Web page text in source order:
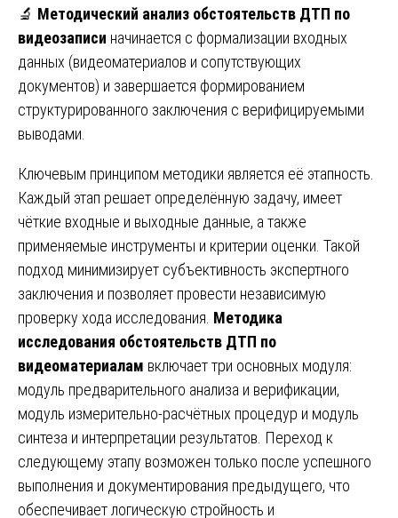
🔬 Методический анализ обстоятельств ДТП по
видеозаписи начинается с формализации входных
данных (видеоматериалов и сопутствующих
документов) и завершается формированием
структурированного заключения с верифицируемыми
выводами.
Ключевым принципом методики является её этапность.
Каждый этап решает определённую задачу, имеет
чёткие входные и выходные данные, а также
применяемые инструменты и критерии оценки. Такой
подход минимизирует субъективность экспертного
заключения и позволяет провести независимую
проверку хода исследования. Методика
исследования обстоятельств ДТП по
видеоматериалам включает три основных модуля:
модуль предварительного анализа и верификации,
модуль измерительно-расчётных процедур и модуль
синтеза и интерпретации результатов. Переход к
следующему этапу возможен только после успешного
выполнения и документирования предыдущего, что
обеспечивает логическую стройность и